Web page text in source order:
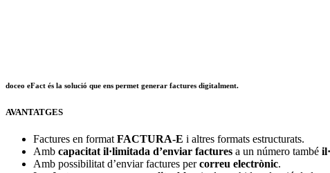
doceo eFact és la solució que ens permet generar factures digitalment.
AVANTATGES
Factures en format FACTURA-E i altres formats estructurats.
Amb capacitat il·limitada d’enviar factures a un número també
Amb possibilitat d’enviar factures percorreu electrònic.